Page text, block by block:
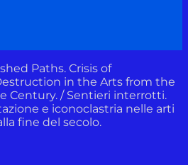
Paths. Crisis of
in the Arts from the
Century. / Sentieri interrotti.
e iconoclastria nelle arti
fine del secolo.